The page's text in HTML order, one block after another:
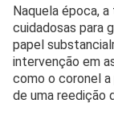
Naquela época,
cuidadosas para
papel
intervenção em
como o coronel
de uma reedição